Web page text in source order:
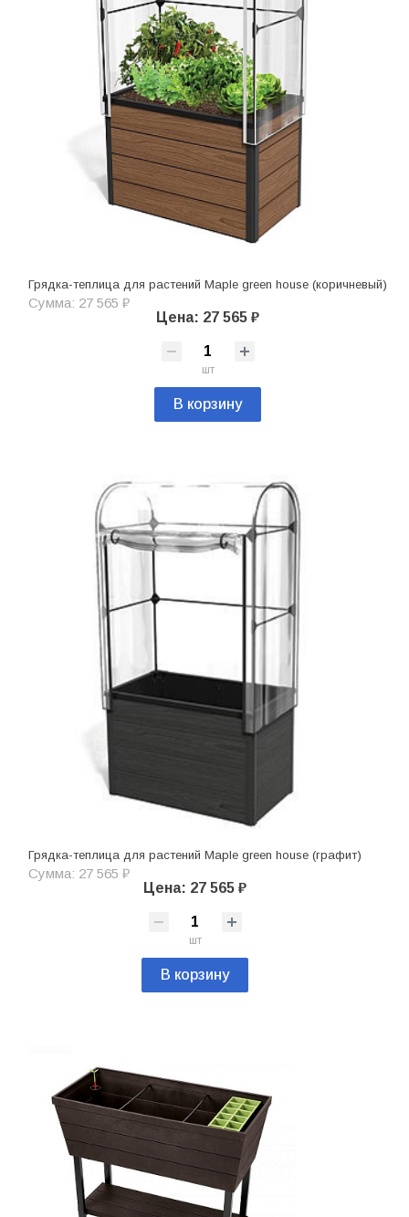
Грядка-теплица для растений Maple green house (коричневый)
Сумма: 27 565 ₽
Цена: 27 565 ₽
шт
В корзину
Грядка-теплица для растений Maple green house (графит)
Сумма: 27 565 ₽
Цена: 27 565 ₽
шт
В корзину